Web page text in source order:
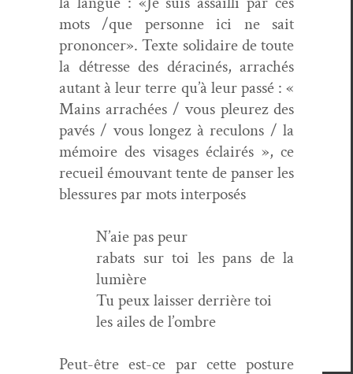
mots /que per­son­ne ici ne sait
pronon­cer». Texte sol­idaire de toute
la détresse des dérac­inés, arrachés
autant à leur terre qu’à leur passé : «
Mains arrachées / vous pleurez des
pavés / vous longez à recu­lons / la
mémoire des vis­ages éclairés », ce
recueil émou­vant tente de panser les
blessures par mots interposés
N’aie pas peur
rabats sur toi les pans de la
lumière
Tu peux laiss­er der­rière toi
les ailes de l’ombre
Peut-être est-ce par cette pos­ture